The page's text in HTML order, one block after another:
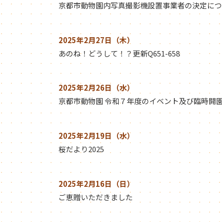
京都市動物園内写真撮影機設置事業者の決定に
2025年2月27日（木）
あのね！どうして！？更新Q651-658
2025年2月26日（水）
京都市動物園 令和７年度のイベント及び臨時開
2025年2月19日（水）
桜だより2025
2025年2月16日（日）
ご恵贈いただきました